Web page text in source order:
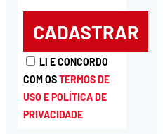
LI E CONCORDO
COM OSTERMOS DE
USO E POLÍTICA DE
PRIVACIDADE